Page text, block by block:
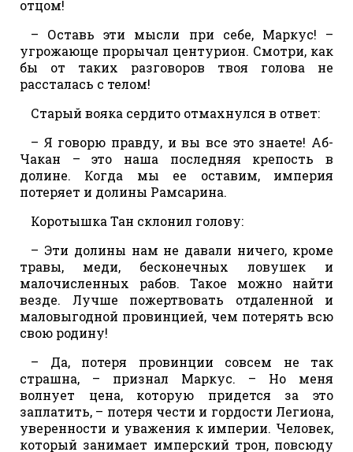
отцом!
– Оставь эти мысли при себе, Маркус! –
угрожающе прорычал центурион. Смотри, как
бы от таких разговоров твоя голова не
рассталась с телом!
Старый вояка сердито отмахнулся в ответ:
– Я говорю правду, и вы все это знаете! Аб-
Чакан – это наша последняя крепость в
долине. Когда мы ее оставим, империя
потеряет и долины Рамсарина.
Коротышка Тан склонил голову:
– Эти долины нам не давали ничего, кроме
травы, меди, бесконечных ловушек и
малочисленных рабов. Такое можно найти
везде. Лучше пожертвовать отдаленной и
маловыгодной провинцией, чем потерять всю
свою родину!
– Да, потеря провинции совсем не так
страшна, – признал Маркус. – Но меня
волнует цена, которую придется за это
заплатить, – потеря чести и гордости Легиона,
уверенности и уважения к империи. Человек,
который занимает имперский трон, повсюду